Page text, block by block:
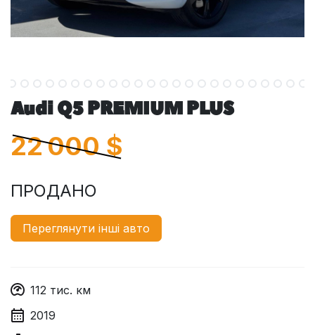
Audi Q5 PREMIUM PLUS
22 000$
ПРОДАНО
Переглянути інші авто
112 тис. км
2019